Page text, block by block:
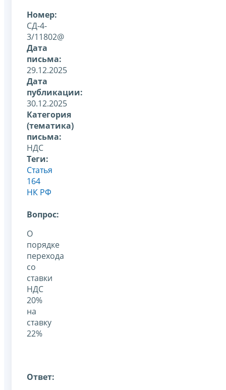
Номер:
СД-4-
3/11802@
Дата
письма:
29.12.2025
Дата
публикации:
30.12.2025
Категория
(тематика)
письма:
НДС
Теги:
Статья
164
НК РФ
Вопрос:
О
порядке
перехода
со
ставки
НДС
20%
на
ставку
22%
Ответ: